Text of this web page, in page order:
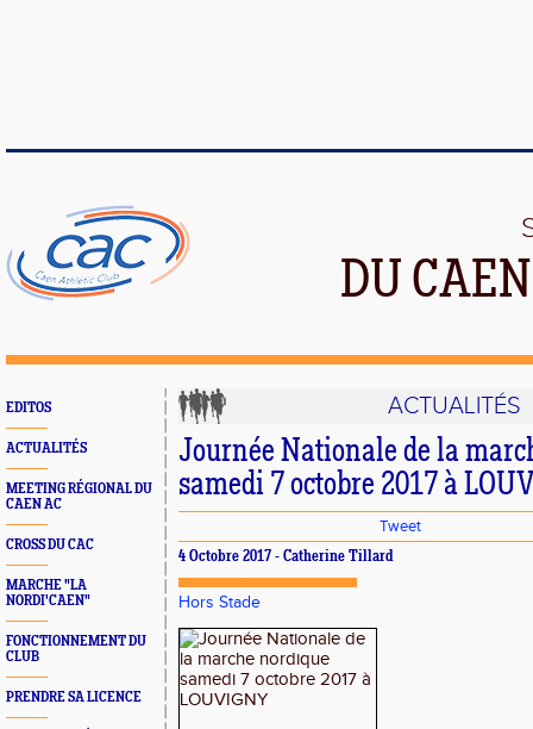
DU
EDITOS
ACTUALITÉS
MEETING RÉGIONAL DU
CAEN AC
CROSS DU CAC
MARCHE "LA
NORDI'CAEN"
FONCTIONNEMENT DU
CLUB
PRENDRE SA LICENCE
ACTUALITÉS
Journée Nationale de la
samedi 7 octobre 2017 à
Tweet
4 Octobre 2017 - Catherine Tillard
Hors Stade